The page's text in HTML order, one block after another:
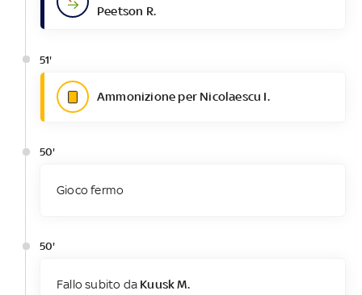
Peetson R.
51'
Ammonizione per Nicolaescu I.
50'
Gioco fermo
50'
Fallo subito da Kuusk M.